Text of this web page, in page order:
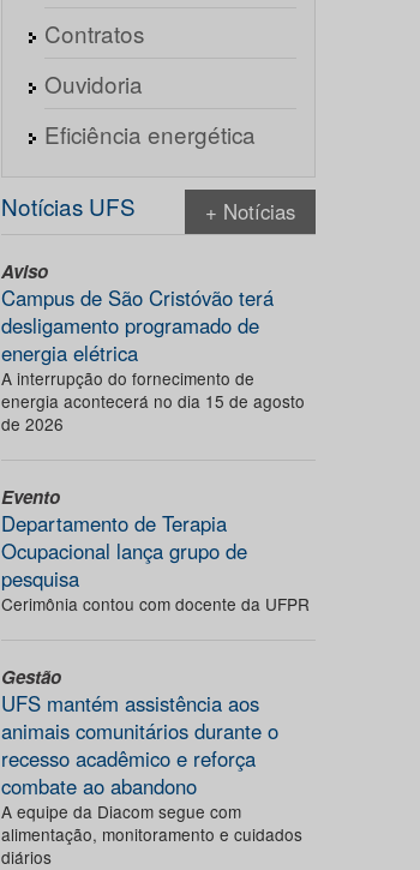
Contratos
Ouvidoria
Eficiência energética
Notícias UFS + Notícias
Aviso
Campus de São Cristóvão terá
desligamento programado de
energia elétrica
A interrupção do fornecimento de
energia acontecerá no dia 15 de agosto
de 2026
Evento
Departamento de Terapia
Ocupacional lança grupo de
pesquisa
Cerimônia contou com docente da UFPR
Gestão
UFS mantém assistência aos
animais comunitários durante o
recesso acadêmico e reforça
combate ao abandono
A equipe da Diacom segue com
alimentação, monitoramento e cuidados
diários